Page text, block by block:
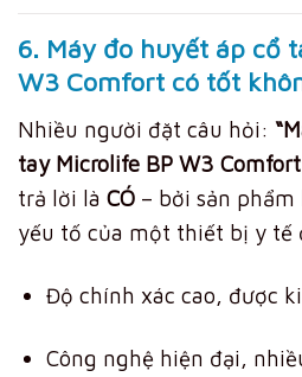
6. Máy đo huyết áp cổ
W3 Comfort có tốt
Nhiều người đặt câu hỏi:
tay Microlife BP W3
trả lời là CÓ – bởi sản
yếu tố của một thiết bị y tế
Độ chính xác cao, được
Công nghệ hiện đại,